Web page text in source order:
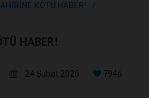
KÖTÜ HABER!
HABER!
24 Şubat 2026 7946